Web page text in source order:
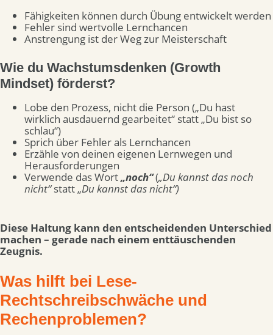
Fähigkeiten können durch Übung entwickelt werden
Fehler sind wertvolle Lernchancen
Anstrengung ist der Weg zur Meisterschaft
Wie du Wachstumsdenken (Growth
Mindset) förderst?
Lobe den Prozess, nicht die Person („Du hast
wirklich ausdauernd gearbeitet“ statt „Du bist so
schlau“)
Sprich über Fehler als Lernchancen
Erzähle von deinen eigenen Lernwegen und
Herausforderungen
Verwende das Wort„noch“(„Du kannst das noch
nicht“statt „Du kannst das nicht“)
Diese Haltung kann den entscheidenden Unterschied
machen – gerade nach einem enttäuschenden
Zeugnis.
Was hilft bei Lese-
Rechtschreibschwäche und
Rechenproblemen?